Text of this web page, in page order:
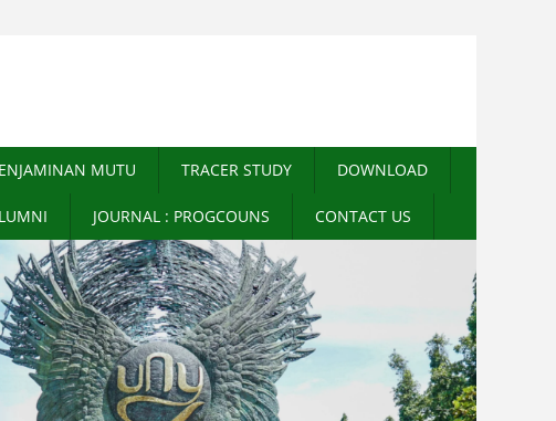
MUTU TRACER STUDY DOWNLOAD
JOURNAL : PROGCOUNS CONTACT US